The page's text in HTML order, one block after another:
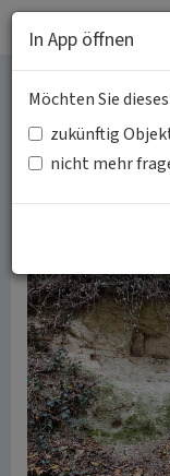
In App öffnen
Möchten Sie
zukünftig
nicht mehr